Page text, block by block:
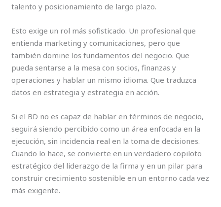
talento y posicionamiento de largo plazo.
Esto exige un rol más sofisticado. Un profesional que
entienda marketing y comunicaciones, pero que
también domine los fundamentos del negocio. Que
pueda sentarse a la mesa con socios, finanzas y
operaciones y hablar un mismo idioma. Que traduzca
datos en estrategia y estrategia en acción.
Si el BD no es capaz de hablar en términos de negocio,
seguirá siendo percibido como un área enfocada en la
ejecución, sin incidencia real en la toma de decisiones.
Cuando lo hace, se convierte en un verdadero copiloto
estratégico del liderazgo de la firma y en un pilar para
construir crecimiento sostenible en un entorno cada vez
más exigente.